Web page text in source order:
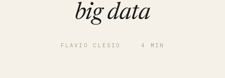
big data
FLAVIO CLESIO · 4 MIN